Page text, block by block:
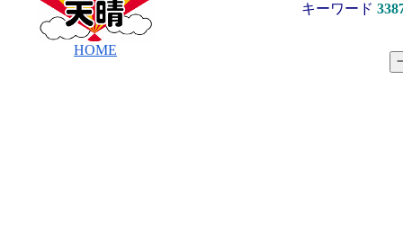
HOME
キーワード